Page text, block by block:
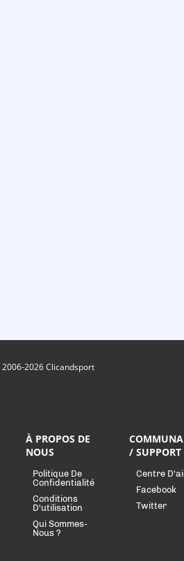
2026 Clicandsport
À PROPOS DE
NOUS
Politique De
Confidentialité
Conditions
D'utilisation
Qui Sommes-
Nous ?
/ SUPPORT
Centre
Facebook
Twitter